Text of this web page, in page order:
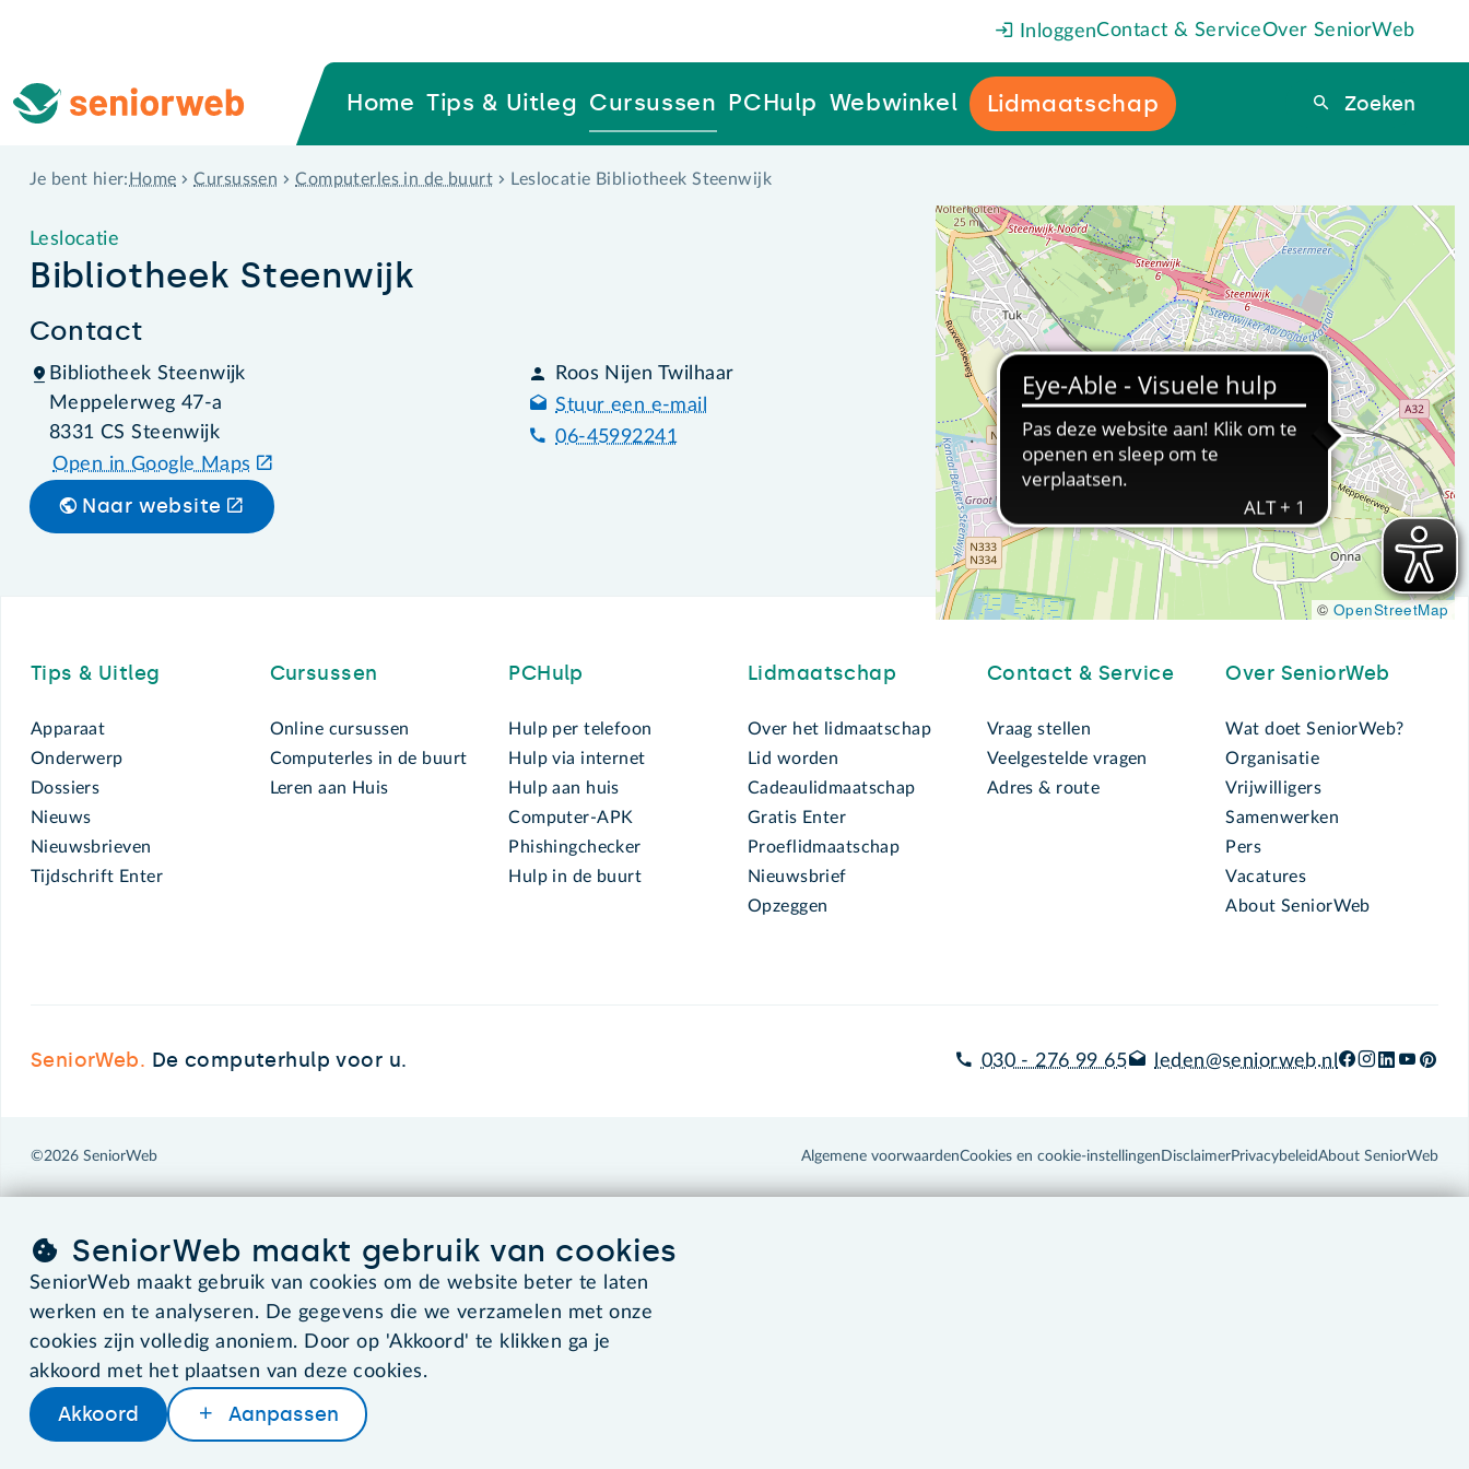
InloggenContact & ServiceOver SeniorWeb
Home Tips & Uitleg Cursussen PCHulp Webwinkel Lidmaatschap Zoeken
Zoeken
Je bent hier: Home Cursussen Computerles in de buurt Leslocatie Bibliotheek Steenwijk
Leslocatie
Bibliotheek Steenwijk
Contact
Bibliotheek Steenwijk
Meppelerweg 47-a
8331 CS Steenwijk
Open in Google Maps
Roos Nijen Twilhaar
Stuur een e-mail
06-45992241
Naar website
© OpenStreetMap
Tips & Uitleg
Apparaat
Onderwerp
Dossiers
Nieuws
Nieuwsbrieven
Tijdschrift Enter
Cursussen
Online cursussen
Computerles in de buurt
Leren aan Huis
PCHulp
Hulp per telefoon
Hulp via internet
Hulp aan huis
Computer-APK
Phishingchecker
Hulp in de buurt
Lidmaatschap
Over het lidmaatschap
Lid worden
Cadeaulidmaatschap
Gratis Enter
Proeflidmaatschap
Nieuwsbrief
Opzeggen
Contact & Service
Vraag stellen
Veelgestelde vragen
Adres & route
Over SeniorWeb
Wat doet SeniorWeb?
Organisatie
Vrijwilligers
Samenwerken
Pers
Vacatures
About SeniorWeb
SeniorWeb. De computerhulp voor u. 030 - 276 99 65 leden@seniorweb.nl
©2026 SeniorWeb Algemene voorwaardenCookies en cookie-instellingen DisclaimerPrivacybeleidAbout SeniorWeb
SeniorWeb maakt gebruik van cookies
SeniorWeb maakt gebruik van cookies om de website beter te laten
werken en te analyseren. De gegevens die we verzamelen met onze
cookies zijn volledig anoniem. Door op 'Akkoord' te klikken ga je
akkoord met het plaatsen van deze cookies.
Akkoord Aanpassen